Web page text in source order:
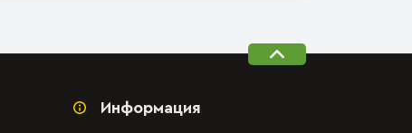
Информация